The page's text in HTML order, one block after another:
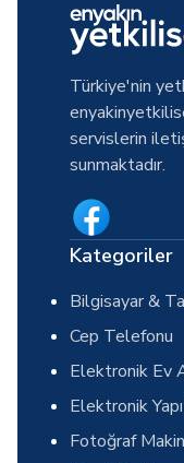
Türkiye'nin
servislerin
sunmaktadır.
Kategoriler
Bilgisayar &
Cep Telefonu
Elektronik Ev
Elektronik
Fotoğraf